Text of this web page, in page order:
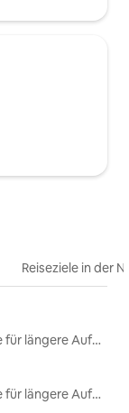
Reiseziele in der
Unterkünfte für längere Aufenthalte
Unterkünfte für längere Aufenthalte